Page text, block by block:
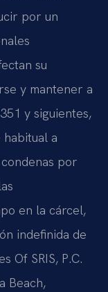
por un
su
y mantener a
y siguientes,
a
por
en la cárcel,
indefinida de
Of SRIS, P.C.
Beach,